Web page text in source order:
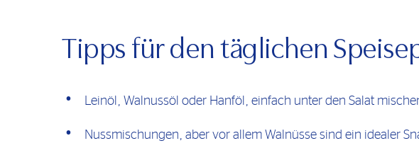
Tipps für den täglichen
Leinöl, Walnussöl oder Hanföl, einfach unter den Salat
Nussmischungen, aber vor allem Walnüsse sind ein idealer